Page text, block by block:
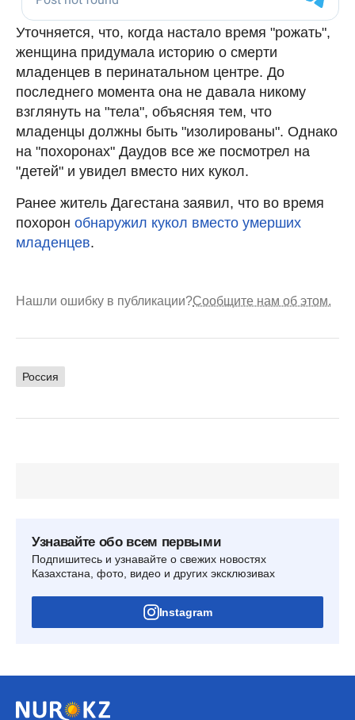
Уточняется, что, когда настало время "рожать",
женщина придумала историю о смерти
младенцев в перинатальном центре. До
последнего момента она не давала никому
взглянуть на "тела", объясняя тем, что
младенцы должны быть "изолированы". Однако
на "похоронах" Даудов все же посмотрел на
"детей" и увидел вместо них кукол.
Ранее житель Дагестана заявил, что во время
похорон обнаружил кукол вместо умерших
младенцев.
Нашли ошибку в публикации?Сообщите нам об этом.
Россия
Узнавайте обо всем первыми
Подпишитесь и узнавайте о свежих новостях
Казахстана, фото, видео и других эксклюзивах
Instagram